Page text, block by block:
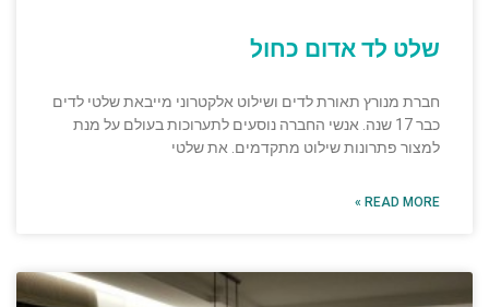
שלט לד אדום כחול
חברת מנורץ תאורת לדים ושילוט אלקטרוני מייבאת שלטי לדים
כבר 17 שנה. אנשי החברה נוסעים לתערוכות בעולם על מנת
למצור פתרונות שילוט מתקדמים. את שלטי
READ MORE »